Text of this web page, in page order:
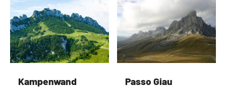
Kampenwand Passo Giau